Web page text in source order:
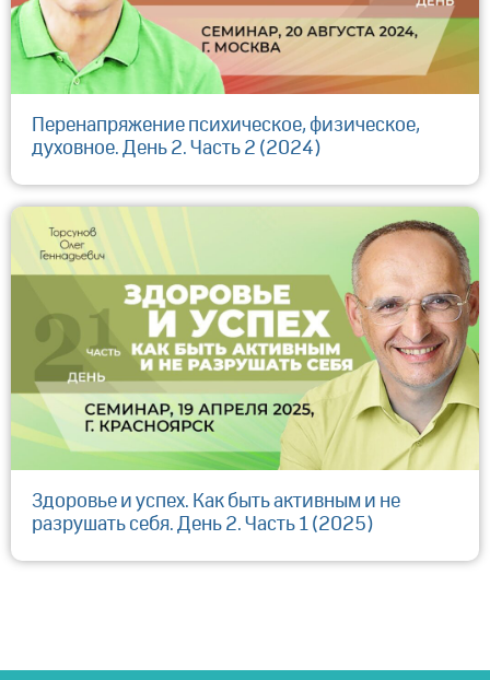
Перенапряжение психическое, физическое,
духовное. День 2. Часть 2 (2024)
Здоровье и успех. Как быть активным и не
разрушать себя. День 2. Часть 1 (2025)